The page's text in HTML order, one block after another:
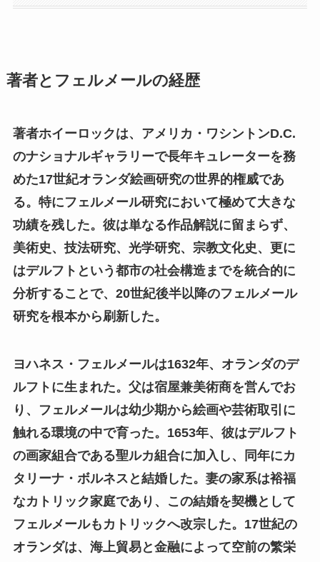
著者とフェルメールの経歴
著者ホイーロックは、アメリカ・ワシントンD.C.
のナショナルギャラリーで長年キュレーターを務
めた17世紀オランダ絵画研究の世界的権威であ
る。特にフェルメール研究において極めて大きな
功績を残した。彼は単なる作品解説に留まらず、
美術史、技法研究、光学研究、宗教文化史、更に
はデルフトという都市の社会構造までを統合的に
分析することで、20世紀後半以降のフェルメール
研究を根本から刷新した。
ヨハネス・フェルメールは1632年、オランダのデ
ルフトに生まれた。父は宿屋兼美術商を営んでお
り、フェルメールは幼少期から絵画や芸術取引に
触れる環境の中で育った。1653年、彼はデルフト
の画家組合である聖ルカ組合に加入し、同年にカ
タリーナ・ボルネスと結婚した。妻の家系は裕福
なカトリック家庭であり、この結婚を契機として
フェルメールもカトリックへ改宗した。17世紀の
オランダは、海上貿易と金融によって空前の繁栄